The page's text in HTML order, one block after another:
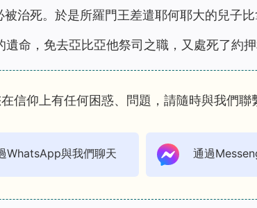
治死。於是所羅門王差遣耶何耶大的兒子比
命，免去亞比亞他祭司之職，又處死了約
信仰上有任何困惑、問題，請隨時與我們聯
WhatsApp與我們聊天 通過